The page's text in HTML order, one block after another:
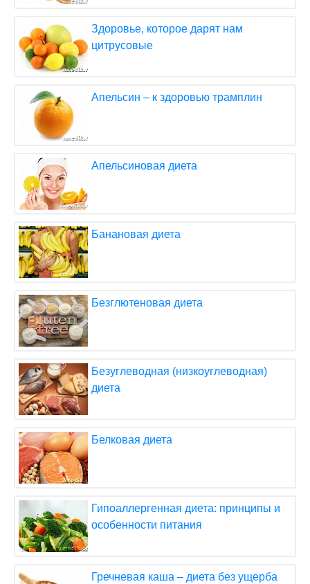
Здоровье, которое дарят нам
цитрусовые
Апельсин – к здоровью трамплин
Апельсиновая диета
Банановая диета
Безглютеновая диета
Безуглеводная (низкоуглеводная)
диета
Белковая диета
Гипоаллергенная диета: принципы и
особенности питания
Гречневая каша – диета без ущерба